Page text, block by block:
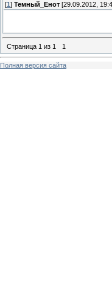
[1 ] Темный_Енот [29.09.2012,
Страница 1 из 1 1
Полная версия сайта